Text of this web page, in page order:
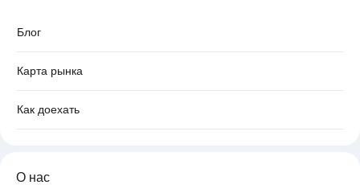
Блог
Карта рынка
Как доехать
О нас